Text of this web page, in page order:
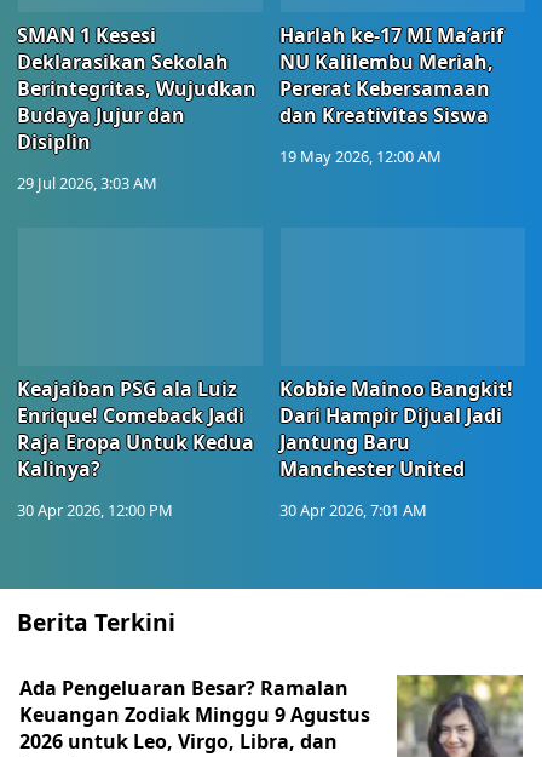
SMAN 1 Kesesi
Deklarasikan Sekolah
Berintegritas, Wujudkan
Budaya Jujur dan
Disiplin
29 Jul 2026, 3:03 AM
Harlah ke-17 MI Ma’arif
NU Kalilembu Meriah,
Pererat Kebersamaan
dan Kreativitas Siswa
19 May 2026, 12:00 AM
Keajaiban PSG ala Luiz
Enrique! Comeback Jadi
Raja Eropa Untuk Kedua
Kalinya?
30 Apr 2026, 12:00 PM
Kobbie Mainoo Bangkit!
Dari Hampir Dijual Jadi
Jantung Baru
Manchester United
30 Apr 2026, 7:01 AM
Berita Terkini
Ada Pengeluaran Besar? Ramalan
Keuangan Zodiak Minggu 9 Agustus
2026 untuk Leo, Virgo, Libra, dan